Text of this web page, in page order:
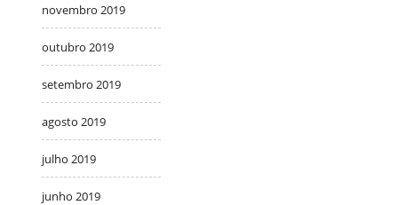
novembro 2019
outubro 2019
setembro 2019
agosto 2019
julho 2019
junho 2019